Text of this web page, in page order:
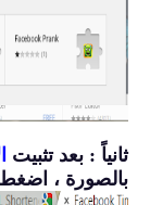
ثانياً : بعد تثبيت
بالصورة ، اضغط